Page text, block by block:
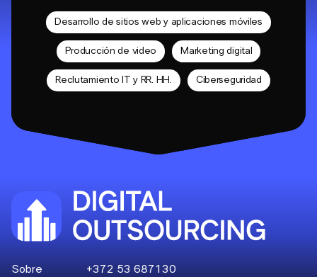
Desarrollo de sitios web y aplicaciones móviles
Producción de video Marketing digital
Reclutamiento IT y RR. HH. Ciberseguridad
Sobre
+372 53 687130